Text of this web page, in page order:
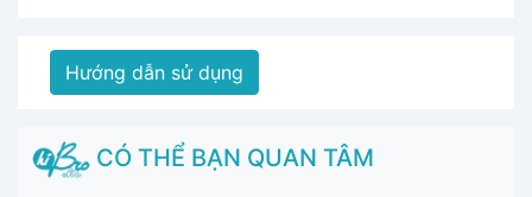
Hướng dẫn sử dụng
CÓ THỂ BẠN QUAN TÂM